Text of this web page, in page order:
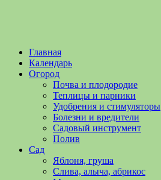
Садоводство
Огородничество
Садоводство
огородничество
полезные
уходу
овощами,
Главная
Календарь
Огород
Почва и плодородие
Теплицы и парники
Удобрения и стимуляторы
Болезни и вредители
Садовый инструмент
Полив
Сад
Яблоня, груша
Слива, алыча, абрикос